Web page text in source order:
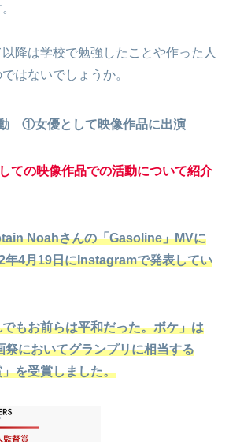
降は学校で勉強したことや作った人
はないでしょうか。
①女優として映像作品に出演
ての映像作品での活動について紹介
Noahさんの「Gasoline」MVに
年4月19日にInstagramで発表してい
もお前らは平和だった。ボケ」は
祭においてグランプリに相当する
を受賞しました。